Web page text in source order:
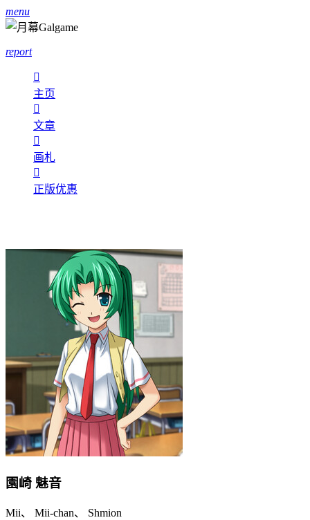
menu
report

主页

文章

画札

正版优惠
園崎 魅音
Mii、 Mii-chan、 Shmion